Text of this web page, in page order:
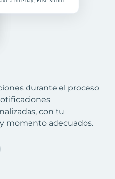
durante el proceso
con tu
momento adecuados.